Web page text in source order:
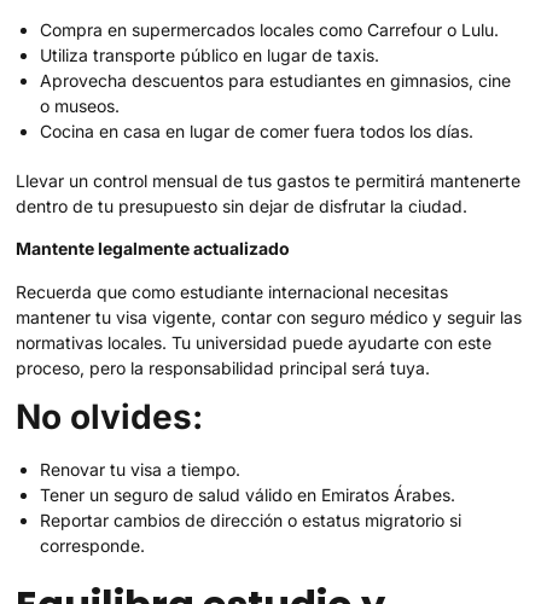
Compra en supermercados locales como Carrefour o Lulu.
Utiliza transporte público en lugar de taxis.
Aprovecha descuentos para estudiantes en gimnasios, cine
o museos.
Cocina en casa en lugar de comer fuera todos los días.
Llevar un control mensual de tus gastos te permitirá mantenerte
dentro de tu presupuesto sin dejar de disfrutar la ciudad.
Mantente legalmente actualizado
Recuerda que como estudiante internacional necesitas
mantener tu visa vigente, contar con seguro médico y seguir las
normativas locales. Tu universidad puede ayudarte con este
proceso, pero la responsabilidad principal será tuya.
No olvides:
Renovar tu visa a tiempo.
Tener un seguro de salud válido en Emiratos Árabes.
Reportar cambios de dirección o estatus migratorio si
corresponde.